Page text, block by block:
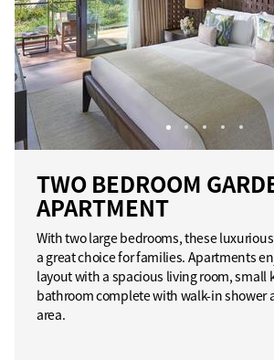
TWO BEDROOM
APARTMENT
With two large bedrooms, these
a great choice for families. Apartments
layout with a spacious living room, small
bathroom complete with walk-in shower
area.